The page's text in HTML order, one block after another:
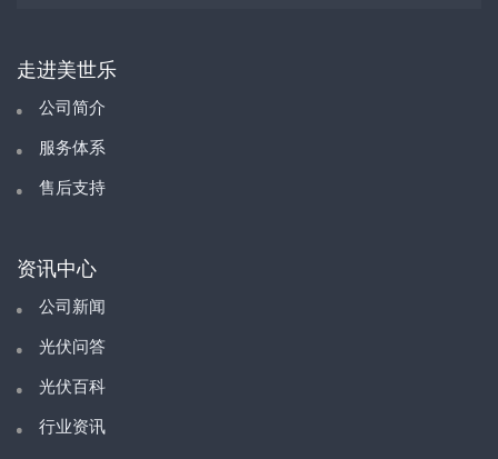
走进美世乐
公司简介
服务体系
售后支持
资讯中心
公司新闻
光伏问答
光伏百科
行业资讯